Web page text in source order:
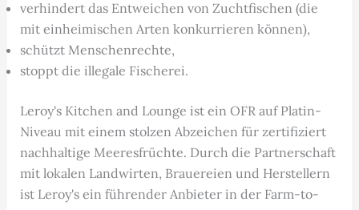
verhindert das Entweichen von Zuchtfischen (die
mit einheimischen Arten konkurrieren können),
schützt Menschenrechte,
stoppt die illegale Fischerei.
Leroy's Kitchen and Lounge ist ein OFR auf Platin-
Niveau mit einem stolzen Abzeichen für zertifiziert
nachhaltige Meeresfrüchte. Durch die Partnerschaft
mit lokalen Landwirten, Brauereien und Herstellern
ist Leroy's ein führender Anbieter in der Farm-to-